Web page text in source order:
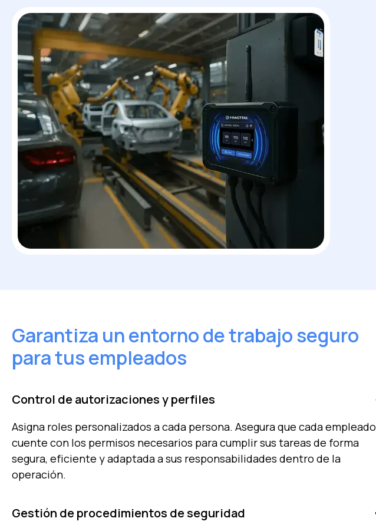
Garantiza un entorno de trabajo seguro
para tus empleados
Control de autorizaciones y perfiles
Asigna roles personalizados a cada persona. Asegura que cada empleado
cuente con los permisos necesarios para cumplir sus tareas de forma
segura, eficiente y adaptada a sus responsabilidades dentro de la
operación.
Gestión de procedimientos de seguridad